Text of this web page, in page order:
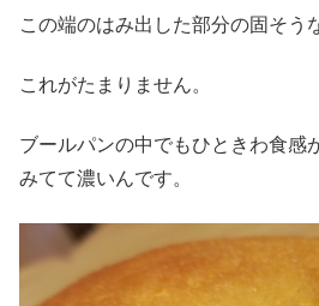
この端のはみ出した部分の固そう
これがたまりません。
ブールパンの中でもひときわ食感
みてて濃いんです。